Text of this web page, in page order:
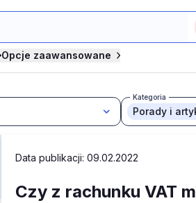
Opcje zaawansowane
Kategoria
Porady i
Data publikacji: 09.02.2022
Czy z rachunku VAT